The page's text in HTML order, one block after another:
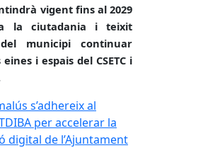
vigent fins al 2029
la ciutadania i teixit
municipi continuar
i espais del CSETC i
s’adhereix al programa
s’adhereix al
per accelerar la
digital de l’Ajuntament